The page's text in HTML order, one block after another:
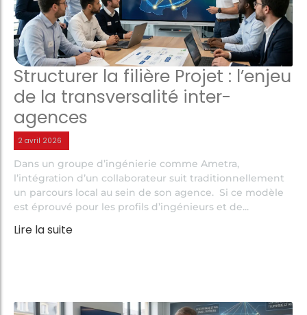
Structurer la filière Projet : l’enjeu
de la transversalité inter-
agences
2 avril 2026
Dans un groupe d’ingénierie comme Ametra,
l’intégration d’un collaborateur suit traditionnellement
un parcours local au sein de son agence. Si ce modèle
est éprouvé pour les profils d’ingénieurs et de...
Lire la suite